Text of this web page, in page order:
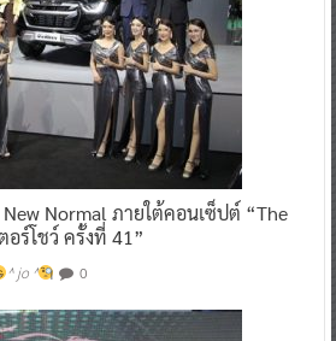
Normal ภายใต้คอนเซ็ปต์ “The
อร์โชว์ ครั้งที่ 41”
^ jo ^ 0